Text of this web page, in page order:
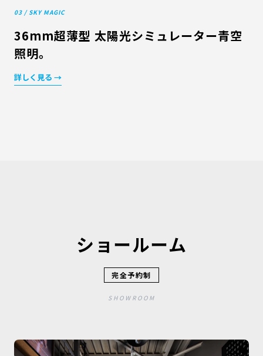
03 / SKY MAGIC
36mm超薄型 太陽光シミュレーター青空
照明。
詳しく見る →
ショールーム
完全予約制
SHOWROOM